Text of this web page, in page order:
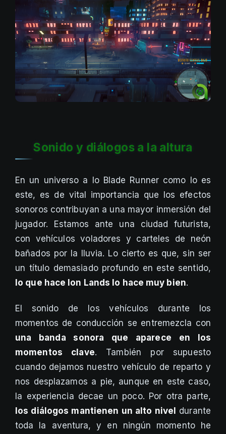
Sonido y diálogos a la altura
En un universo a lo Blade Runner como lo es
este, es de vital importancia que los efectos
sonoros contribuyan a una mayor inmersión del
jugador. Estamos ante una ciudad futurista,
con vehículos voladores y carteles de neón
bañados por la lluvia. Lo cierto es que, sin ser
un título demasiado profundo en este sentido,
lo que hace Ion Lands lo hace muy bien.
El sonido de los vehículos durante los
momentos de conducción se entremezcla con
una banda sonora que aparece en los
momentos clave. También por supuesto
cuando dejamos nuestro vehículo de reparto y
nos desplazamos a pie, aunque en este caso,
la experiencia decae un poco. Por otra parte,
los diálogos mantienen un alto nivel durante
toda la aventura, y en ningún momento he